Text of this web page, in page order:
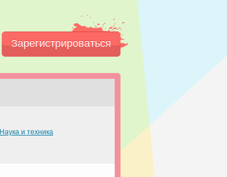
Зарегистрироваться
Наука и техника